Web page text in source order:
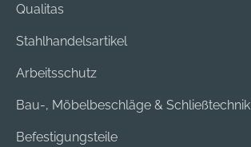
Qualitas
Stahlhandelsartikel
Arbeitsschutz
Bau-, Möbelbeschläge & Schließtechnik
Befestigungsteile